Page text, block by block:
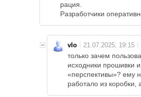
рация.
Разработчики
vlo
только зачем
исходники прошивки
«перспективы»? ему
работало из коробки,